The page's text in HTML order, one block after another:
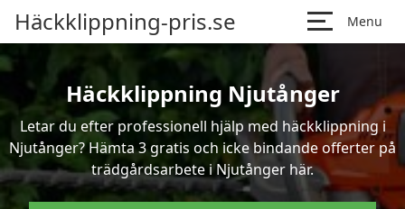
Häckklippning-pris.se Menu
Häckklippning Njutånger
Letar du efter professionell hjälp med häckklippning i
Njutånger? Hämta 3 gratis och icke bindande offerter på
trädgårdsarbete i Njutånger här.